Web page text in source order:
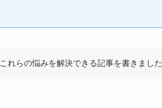
これらの悩みを解決できる記事を書きました